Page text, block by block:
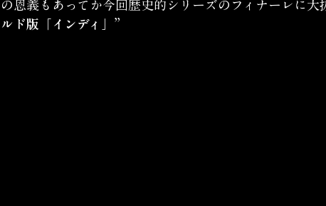
の恩義もあってか今回歴史的シリーズのフィナーレに大
ルド版「インディ」”